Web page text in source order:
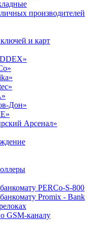
производителей
и карт
Дон»
Арсенал»
PERCo-S-800
Promix - Bank
GSM-каналу